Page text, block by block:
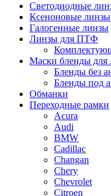
Светодиодные
Ксеноновые линзы
Галогенные линзы
Линзы для ПТФ
Маски бленды для
Бленды без
Бленды под
Обманки
Переходные рамки
Acura
Audi
BMW
Cadillac
Changan
Chery
Chevrolet
Citroen